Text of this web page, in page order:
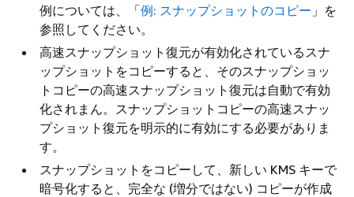
例については、「例: スナップショットのコピー 」を
参照してください。
高速スナップショット復元が有効化されているスナ
ップショットをコピーすると、そのスナップショッ
トコピーの高速スナップショット復元は自動で有効
化されまん。スナップショットコピーの高速スナッ
プショット復元を明示的に有効にする必要がありま
す。
スナップショットをコピーして、新しい KMS キーで
暗号化すると、完全な (増分ではない) コピーが作成